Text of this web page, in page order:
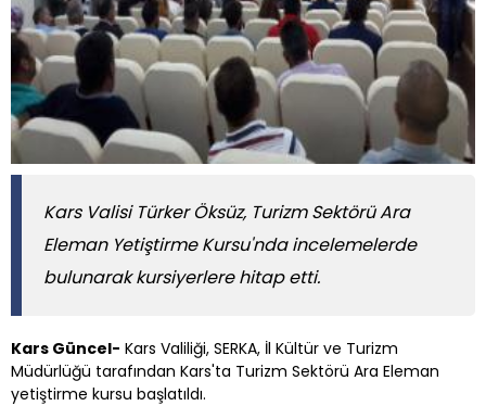
Kars Valisi Türker Öksüz, Turizm Sektörü Ara
Eleman Yetiştirme Kursu'nda incelemelerde
bulunarak kursiyerlere hitap etti.
Kars Güncel- Kars Valiliği, SERKA, İl Kültür ve Turizm
Müdürlüğü tarafından Kars'ta Turizm Sektörü Ara Eleman
yetiştirme kursu başlatıldı.